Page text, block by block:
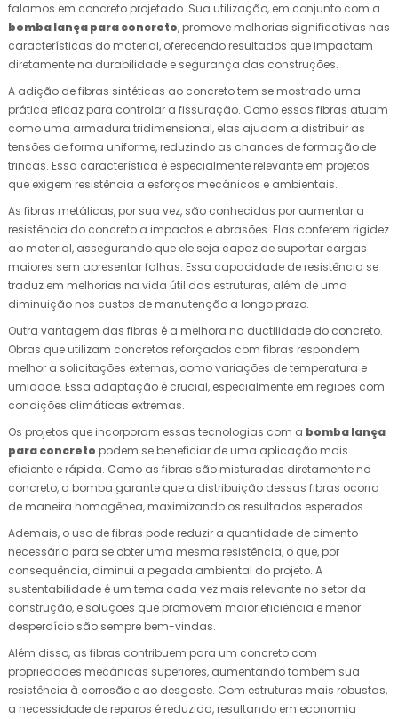
falamos em concreto projetado. Sua utilização, em conjunto com a
bomba lança para concreto, promove melhorias significativas nas
características do material, oferecendo resultados que impactam
diretamente na durabilidade e segurança das construções.
A adição de fibras sintéticas ao concreto tem se mostrado uma
prática eficaz para controlar a fissuração. Como essas fibras atuam
como uma armadura tridimensional, elas ajudam a distribuir as
tensões de forma uniforme, reduzindo as chances de formação de
trincas. Essa característica é especialmente relevante em projetos
que exigem resistência a esforços mecânicos e ambientais.
As fibras metálicas, por sua vez, são conhecidas por aumentar a
resistência do concreto a impactos e abrasões. Elas conferem rigidez
ao material, assegurando que ele seja capaz de suportar cargas
maiores sem apresentar falhas. Essa capacidade de resistência se
traduz em melhorias na vida útil das estruturas, além de uma
diminuição nos custos de manutenção a longo prazo.
Outra vantagem das fibras é a melhora na ductilidade do concreto.
Obras que utilizam concretos reforçados com fibras respondem
melhor a solicitações externas, como variações de temperatura e
umidade. Essa adaptação é crucial, especialmente em regiões com
condições climáticas extremas.
Os projetos que incorporam essas tecnologias com a bomba lança
para concreto podem se beneficiar de uma aplicação mais
eficiente e rápida. Como as fibras são misturadas diretamente no
concreto, a bomba garante que a distribuição dessas fibras ocorra
de maneira homogênea, maximizando os resultados esperados.
Ademais, o uso de fibras pode reduzir a quantidade de cimento
necessária para se obter uma mesma resistência, o que, por
consequência, diminui a pegada ambiental do projeto. A
sustentabilidade é um tema cada vez mais relevante no setor da
construção, e soluções que promovem maior eficiência e menor
desperdício são sempre bem-vindas.
Além disso, as fibras contribuem para um concreto com
propriedades mecânicas superiores, aumentando também sua
resistência à corrosão e ao desgaste. Com estruturas mais robustas,
a necessidade de reparos é reduzida, resultando em economia